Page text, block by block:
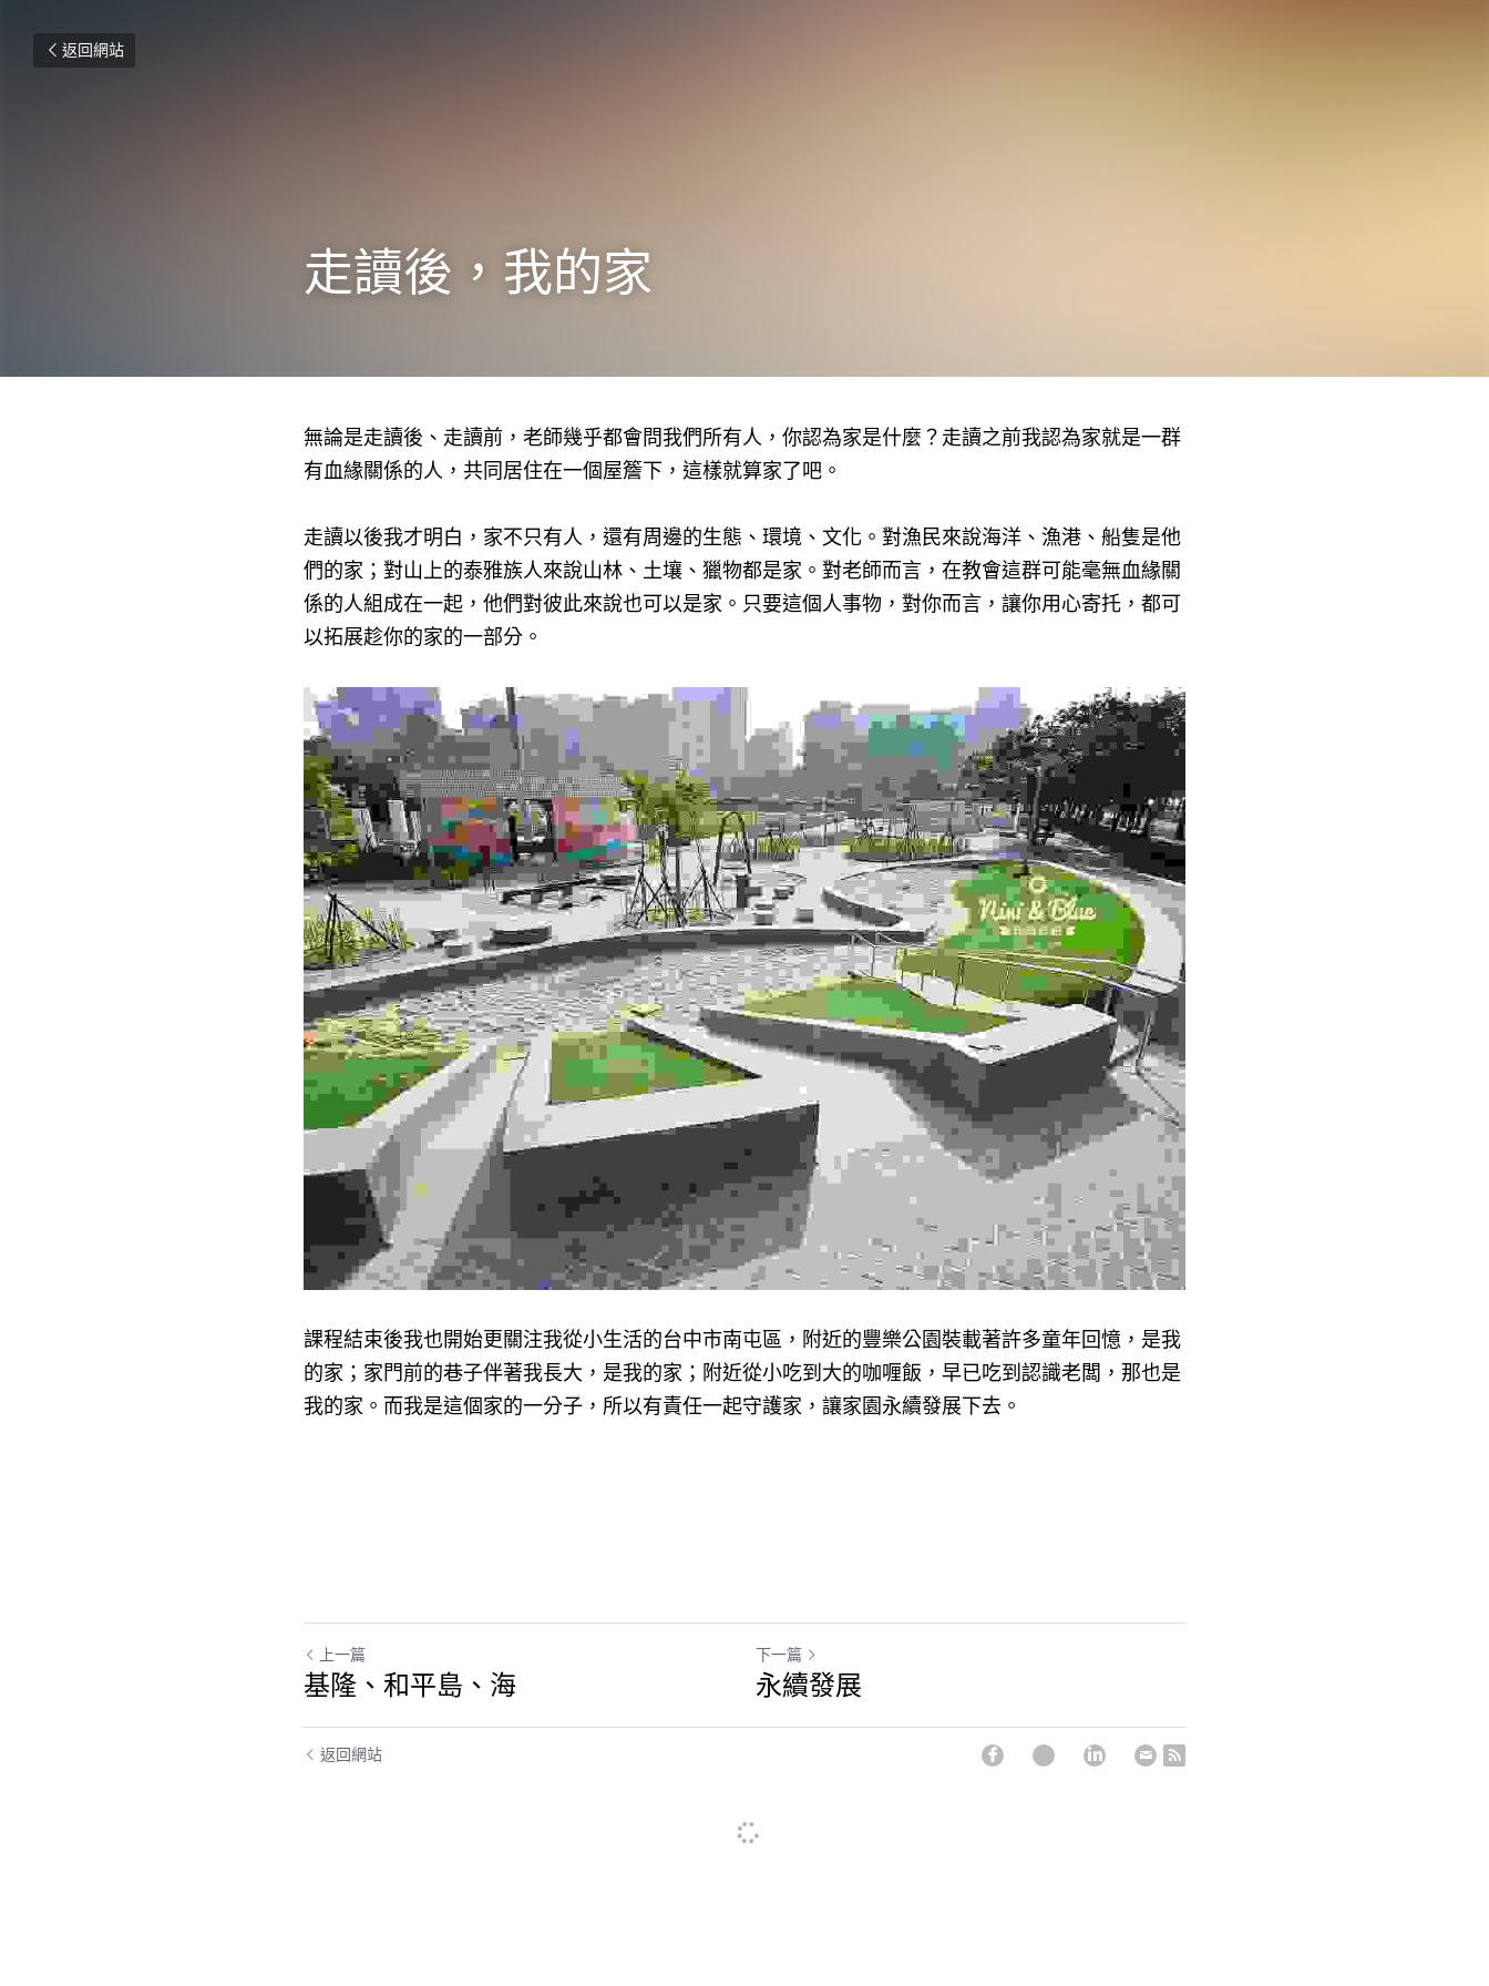
返回網站
走讀後，我的家
無論是走讀後、走讀前，老師幾乎都會問我們所有人，你認為家是什麼？走讀之前我認為家就是一群
有血緣關係的人，共同居住在一個屋簷下，這樣就算家了吧。
走讀以後我才明白，家不只有人，還有周邊的生態、環境、文化。對漁民來說海洋、漁港、船隻是他
們的家；對山上的泰雅族人來說山林、土壤、獵物都是家。對老師而言，在教會這群可能毫無血緣關
係的人組成在一起，他們對彼此來說也可以是家。只要這個人事物，對你而言，讓你用心寄托，都可
以拓展趁你的家的一部分。
課程結束後我也開始更關注我從小生活的台中市南屯區，附近的豐樂公園裝載著許多童年回憶，是我
的家；家門前的巷子伴著我長大，是我的家；附近從小吃到大的咖喱飯，早已吃到認識老闆，那也是
我的家。而我是這個家的一分子，所以有責任一起守護家，讓家園永續發展下去。
上一篇
基隆、和平島、海
下一篇
永續發展
返回網站